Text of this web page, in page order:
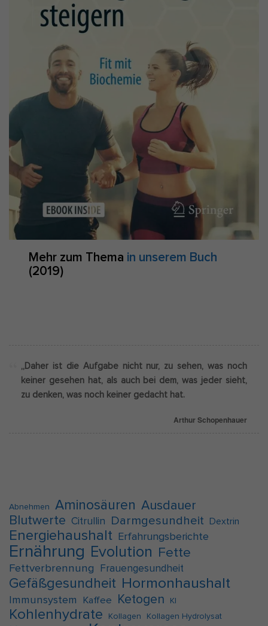
Mehr zum Thema in unserem Buch
(2019)
„Daher ist die Aufgabe nicht nur, zu sehen, was noch
keiner gesehen hat, als auch bei dem, was jeder sieht,
zu denken, was noch keiner gedacht hat.
Arthur Schopenhauer
Abnehmen Aminosäuren Ausdauer
Blutwerte
Citrullin Darmgesundheit Dextrin
Energiehaushalt Erfahrungsberichte
Ernährung Evolution Fette
Fettverbrennung Frauengesundheit
Gefäßgesundheit Hormonhaushalt
Immunsystem Kaffee Ketogen KI
Kohlenhydrate Kollagen Kollagen Hydrolysat